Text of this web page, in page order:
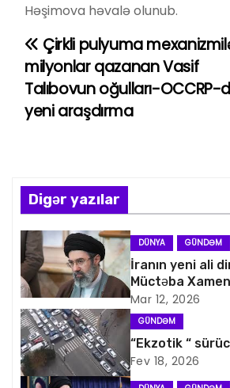
Həşimova həvalə olunub.
Y
a
z
n
a
v
i
q
a
Çirkli pulyuma
milyonlar qazanan Vasif
Talıbovun oğulları-OCCRP-
yeni araşdırma
Digər yazılar
DÜNYA GÜNDƏM
İranın yeni ali
Müctəba
Mar 12, 2026
GÜNDƏM
“Ekzotik “
Fev 18, 2026